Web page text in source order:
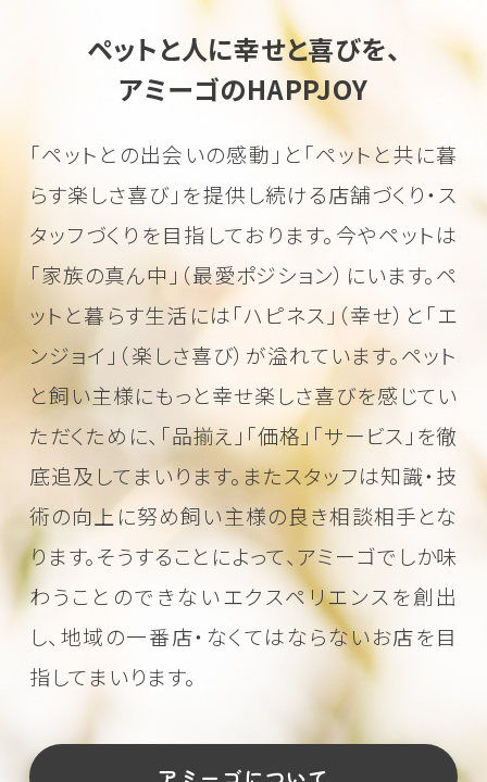
ペットと人に幸せと喜びを、
アミーゴのHAPPJOY
「ペットとの出会いの感動」と「ペットと共に暮
らす楽しさ喜び」を提供し続ける店舗づくり・ス
タッフづくりを目指しております。 今やペットは
「家族の真ん中」（最愛ポジション）にいます。ペ
ットと暮らす生活には「ハピネス」（幸せ）と「エ
ンジョイ」（楽しさ喜び）が溢れています。ペット
と飼い主様にもっと幸せ楽しさ喜びを感じてい
ただくために、 「品揃え」「価格」「サービス」を徹
底追及してまいります。またスタッフは知識・技
術の向上に努め飼い主様の良き相談相手とな
ります。そうすることによって、アミーゴでしか味
わうことのできないエクスペリエンスを創出
し、地域の一番店・なくてはならないお店を目
指してまいります。